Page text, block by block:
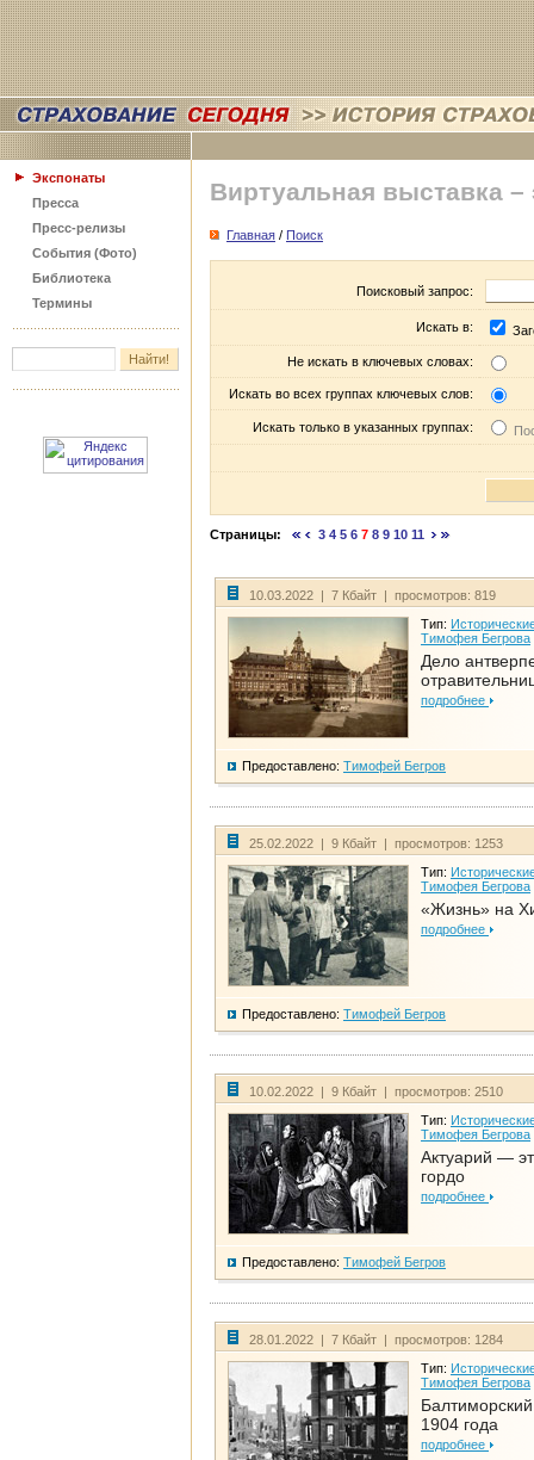
Экспонаты
Пресса
Пресс-релизы
События (Фото)
Библиотека
Термины
Виртуальная выставка –
Главная / Поиск
Поисковый запрос:
Искать в:
Не искать в ключевых словах:
Искать во всех группах ключевых слов:
Искать только в указанных группах:
Страницы: 3 4 5 6 7 8 9 10 11
10.03.2022 | 7 Кбайт | просмотров: 819
Тип:
Тимофея Бегрова
Дело
подробнее
Предоставлено: Тимофей Бегров
25.02.2022 | 9 Кбайт | просмотров: 1253
Тип:
Тимофея Бегрова
«Жизнь» на
подробнее
Предоставлено: Тимофей Бегров
10.02.2022 | 9 Кбайт | просмотров: 2510
Тип:
Тимофея Бегрова
Актуарий —
гордо
подробнее
Предоставлено: Тимофей Бегров
28.01.2022 | 7 Кбайт | просмотров: 1284
Тип:
Тимофея Бегрова
1904 года
подробнее